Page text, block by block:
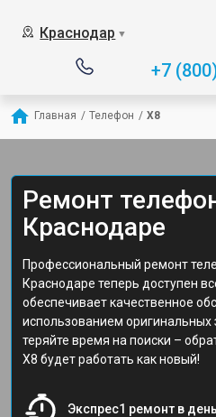
Краснодар ▼
+7
Главная / Телефон / Х8
Ремонт
Краснодаре
Профессиональный ремонт
Краснодаре теперь доступен
обеспечивает качественное
использованием оригинальных
теряйте время на поиски –
Х8 будет работать как новый!
Экспрес1 ремонт в